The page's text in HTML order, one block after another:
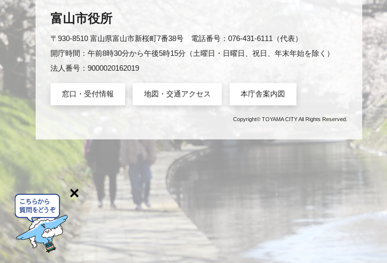
富山市役所
〒930-8510 富山県富山市新桜町7番38号 電話番号：076-431-6111（代表）
開庁時間：午前8時30分から午後5時15分（土曜日・日曜日、祝日、年末年始を除く）
法人番号：9000020162019
窓口・受付情報 地図・交通アクセス 本庁舎案内図
Copyright© TOYAMA CITY All Rights Reserved.
×